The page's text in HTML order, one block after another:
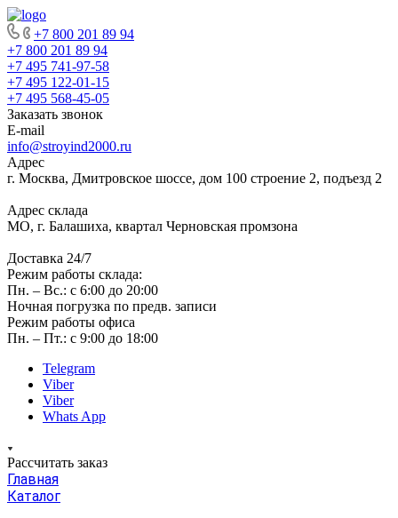
+7 800 201 89 94
+7 800 201 89 94
+7 495 741-97-58
+7 495 122-01-15
+7 495 568-45-05
Заказать звонок
E-mail
info@stroyind2000.ru
Адрес
г. Москва, Дмитровское шоссе, дом 100 строение 2, подъезд 2
Адрес склада
МО, г. Балашиха, квартал Черновская промзона
Доставка 24/7
Режим работы склада:
Пн. – Вс.: с 6:00 до 20:00
Ночная погрузка по предв. записи
Режим работы офиса
Пн. – Пт.: с 9:00 до 18:00
Telegram
Viber
Viber
Whats App
Рассчитать заказ
Главная
Каталог